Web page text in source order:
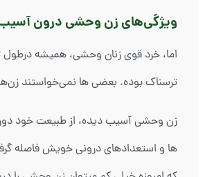
ویژگی‌های زن وحشی درون
اما، خرد قوی زنان وحشی، همیشه درطول
ترسناک بوده. بعضی ها نمی‌خواستند
زن وحشی آسیب دیده، از طبیعت خود
ها و استعدادهای درونی خویش فاصله